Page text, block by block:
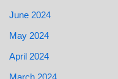
June 2024
May 2024
April 2024
March 2024